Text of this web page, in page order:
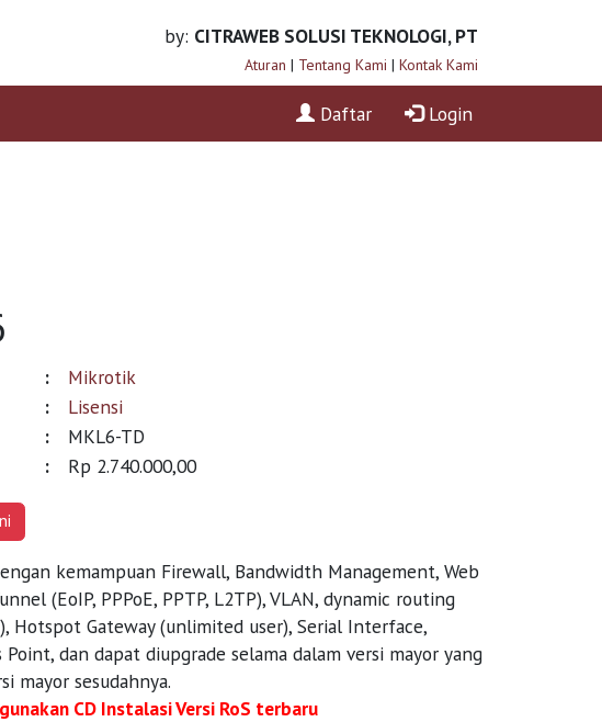
by: CITRAWEB SOLUSI TEKNOLOGI, PT
Aturan | Tentang Kami | Kontak Kami
Daftar Login
:
Mikrotik
:
Lisensi
:
MKL6-TD
: Rp 2.740.000,00
kemampuan Firewall, Bandwidth Management, Web
(EoIP, PPPoE, PPTP, L2TP), VLAN, dynamic routing
Hotspot Gateway (unlimited user), Serial Interface,
Point, dan dapat diupgrade selama dalam versi mayor yang
mayor sesudahnya.
CD Instalasi Versi RoS terbaru